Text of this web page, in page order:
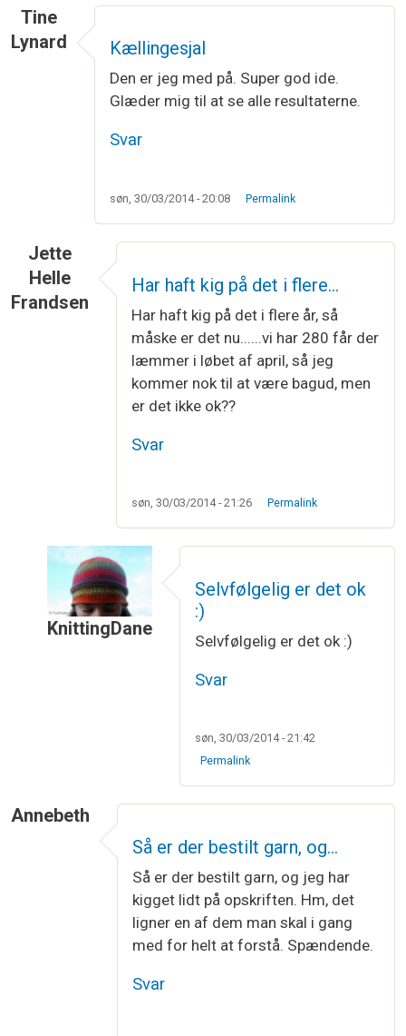
Tine
Lynard
Kællingesjal
Den er jeg med på. Super god ide.
Glæder mig til at se alle resultaterne.
Svar
søn, 30/03/2014 - 20:08 Permalink
Jette
Helle
Frandsen
Har haft kig på det i flere…
Har haft kig på det i flere år, så
måske er det nu......vi har 280 får der
læmmer i løbet af april, så jeg
kommer nok til at være bagud, men
er det ikke ok??
Svar
søn, 30/03/2014 - 21:26 Permalink
KnittingDane
Har haft kig på det i flere…af
Selvfølgelig er det ok
:)
Selvfølgelig er det ok :)
Svar
søn, 30/03/2014 - 21:42
Permalink
Annebeth
Så er der bestilt garn, og…
Så er der bestilt garn, og jeg har
kigget lidt på opskriften. Hm, det
ligner en af dem man skal i gang
med for helt at forstå. Spændende.
Svar